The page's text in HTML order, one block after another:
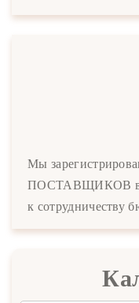
Мы
ПОСТАВЩИКОВ в
к сотрудничеству